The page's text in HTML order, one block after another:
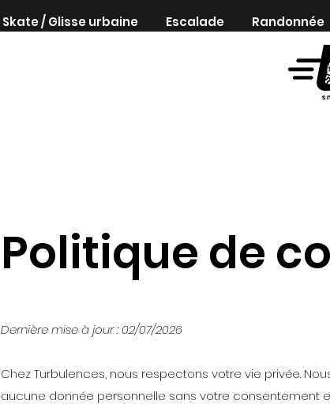
Skate / Glisse urbaine Escalade Randonnée
Politique de
Dernière mise à jour : 02/07/2026
Chez Turbulences, nous respectons votre vie privée.
aucune donnée personnelle sans votre consentement